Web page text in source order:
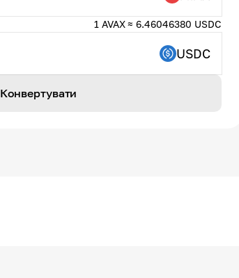
1 AVAX ≈ 6.46046380 USDC
USDC
Конвертувати